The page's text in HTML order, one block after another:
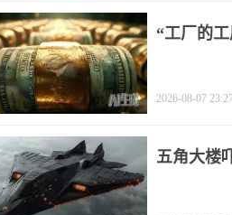
“工厂的
2026-08-07
五角大楼